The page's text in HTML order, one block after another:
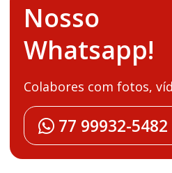
Nosso
Whatsapp!
Colabores com fotos,
77 99932-5482